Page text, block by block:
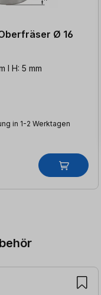
Ø 16
AD: 16 mm l ID: 5 mm l H: 5 mm
in 1-2 Werktagen